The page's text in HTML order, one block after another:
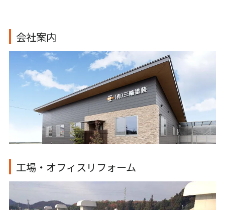
会社案内
⼯場・オフィスリフォーム